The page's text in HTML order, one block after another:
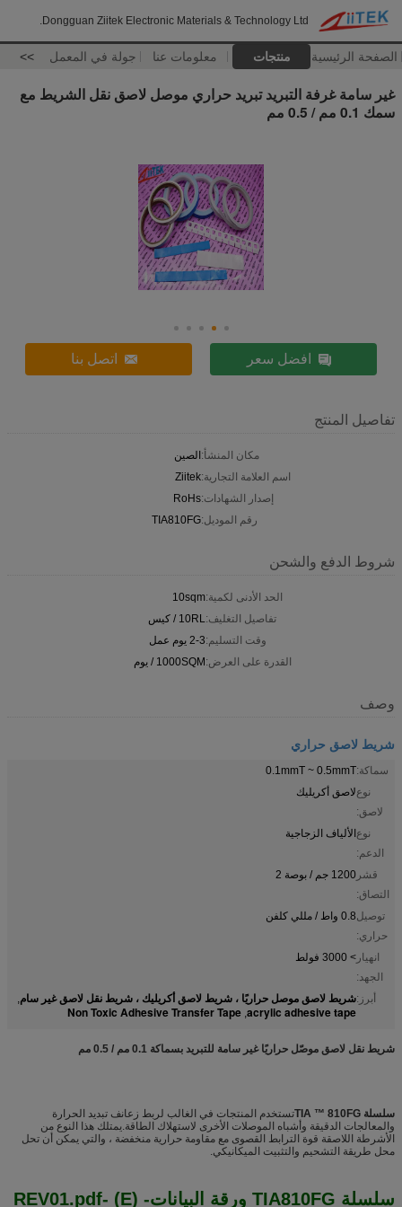
Dongguan Ziitek Electronic Materials & Technology Ltd.
الصفحة الرئيسية منتجات معلومات عنا جولة في المعمل >>
غير سامة غرفة التبريد تبريد حراري موصل لاصق نقل الشريط مع
سمك 0.1 مم / 0.5 مم
افضل سعر اتصل بنا
تفاصيل المنتج
مكان المنشأ:الصين
اسم العلامة التجارية:Ziitek
إصدار الشهادات:RoHs
رقم الموديل:TIA810FG
شروط الدفع والشحن
الحد الأدنى لكمية:10sqm
تفاصيل التغليف:10RL / كيس
وقت التسليم:2-3 يوم عمل
القدرة على العرض:1000SQM / يوم
وصف
شريط لاصق حراري
سماكة:0.1mmT ~ 0.5mmT
نوع
لاصق:
لاصق أكريليك
نوع
الدعم:
الألياف الزجاجية
قشر
التصاق:
1200 جم / بوصة 2
توصيل
حراري:
0.8 واط / مللي كلفن
انهيار
الجهد:
> 3000 فولط
أبرز:شريط لاصق موصل حراريًا ، شريط لاصق أكريليك ، شريط نقل لاصق غير سام,
acrylic adhesive tape
,
Non Toxic Adhesive Transfer Tape
شريط نقل لاصق موصّل حراريًا غير سامة للتبريد بسماكة 0.1 مم / 0.5 مم
سلسلة TIA ™ 810FG
تستخدم المنتجات في الغالب لربط زعانف تبديد الحرارة
والمعالجات الدقيقة وأشباه الموصلات الأخرى لاستهلاك الطاقة.يمتلك هذا النوع من
الأشرطة اللاصقة قوة الترابط القصوى مع مقاومة حرارية منخفضة ، والتي يمكن أن تحل
محل طريقة التشحيم والتثبيت الميكانيكي.
سلسلة TIA810FG ورقة البيانات- (E) -REV01.pdf